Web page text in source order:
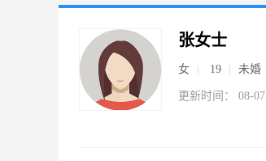
张女士
女 19 未婚
更新时间： 08-07